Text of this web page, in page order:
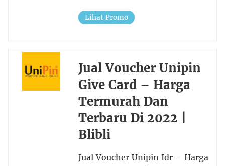
Lihat Promo
Jual Voucher Unipin
Give Card – Harga
Termurah Dan
Terbaru Di 2022 |
Blibli
Jual Voucher Unipin Idr – Harga